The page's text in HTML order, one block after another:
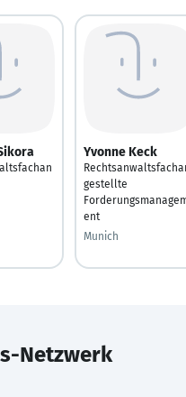
Yvonne Keck
gestellte
ent
Munich
Netzwerk